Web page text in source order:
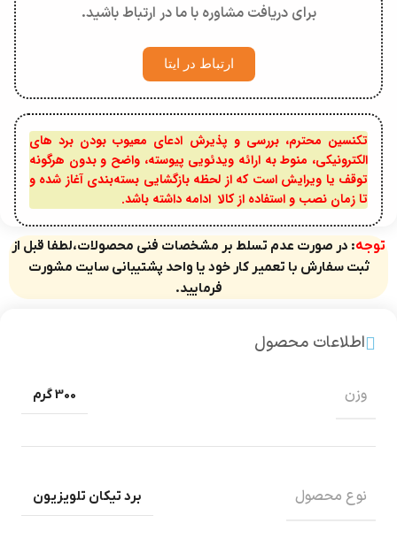
برای دریافت مشاوره با ما در ارتباط باشید.
ارتباط در ایتا
تکنسین محترم، بررسی و پذیرش ادعای معیوب بودن برد های
الکترونیکی، منوط به ارائه ویدئویی پیوسته، واضح و بدون هرگونه
توقف یا ویرایش است که از لحظه بازگشایی بسته‌بندی آغاز شده و
تا زمان نصب و استفاده از کالا ادامه داشته باشد.
توجه: در صورت عدم تسلط بر مشخصات فنی محصولات،لطفا قبل از
ثبت سفارش با تعمیر کار خود یا واحد پشتیبانی سایت مشورت
فرمایید.
اطلاعات محصول
وزن 300 گرم
نوع محصول برد تیکان تلویزیون